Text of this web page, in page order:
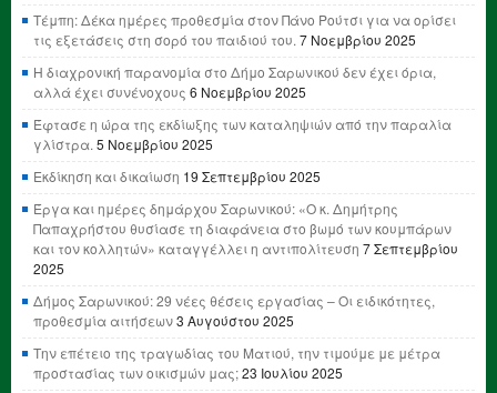
Τέμπη: Δέκα ημέρες προθεσμία στον Πάνο Ρούτσι για να ορίσει
τις εξετάσεις στη σορό του παιδιού του. 7 Νοεμβρίου 2025
Η διαχρονική παρανομία στο Δήμο Σαρωνικού δεν έχει όρια,
αλλά έχει συνένοχους 6 Νοεμβρίου 2025
Έφτασε η ώρα της εκδίωξης των καταληψιών από την παραλία
γλίστρα. 5 Νοεμβρίου 2025
Εκδίκηση και δικαίωση 19 Σεπτεμβρίου 2025
Έργα και ημέρες δημάρχου Σαρωνικού: «Ο κ. Δημήτρης
Παπαχρήστου θυσίασε τη διαφάνεια στο βωμό των κουμπάρων
και τον κολλητών» καταγγέλλει η αντιπολίτευση 7 Σεπτεμβρίου
2025
Δήμος Σαρωνικού: 29 νέες θέσεις εργασίας – Οι ειδικότητες,
προθεσμία αιτήσεων3 Αυγούστου 2025
Την επέτειο της τραγωδίας του Ματιού, την τιμούμε με μέτρα
προστασίας των οικισμών μας;23 Ιουλίου 2025